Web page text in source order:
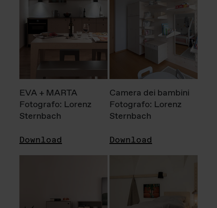
EVA + MARTA
Fotografo: Lorenz
Sternbach
Download
Camera dei bambini
Fotografo: Lorenz
Sternbach
Download